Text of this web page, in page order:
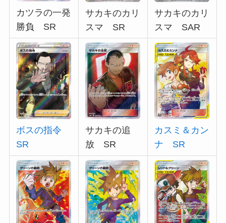
カツラの一発
勝負 SR
サカキのカリ
スマ SR
サカキのカリ
スマ SAR
ボスの指令
SR
サカキの追
放 SR
カスミ＆カン
ナ SR